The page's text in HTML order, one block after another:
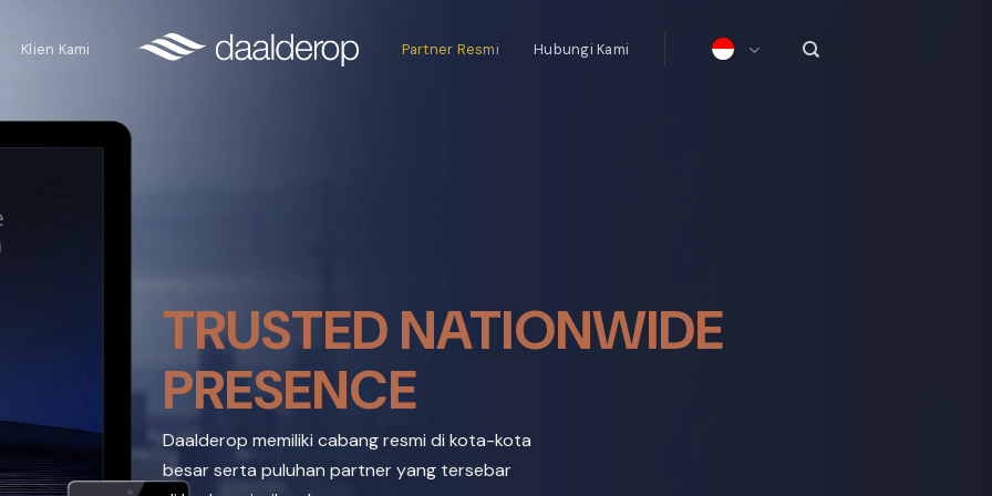
Klien Kami Partner Resmi Hubungi Kami
TRUSTED NATIONWIDE
PRESENCE
Daalderop memiliki cabang resmi di kota-kota
besar serta puluhan partner yang tersebar